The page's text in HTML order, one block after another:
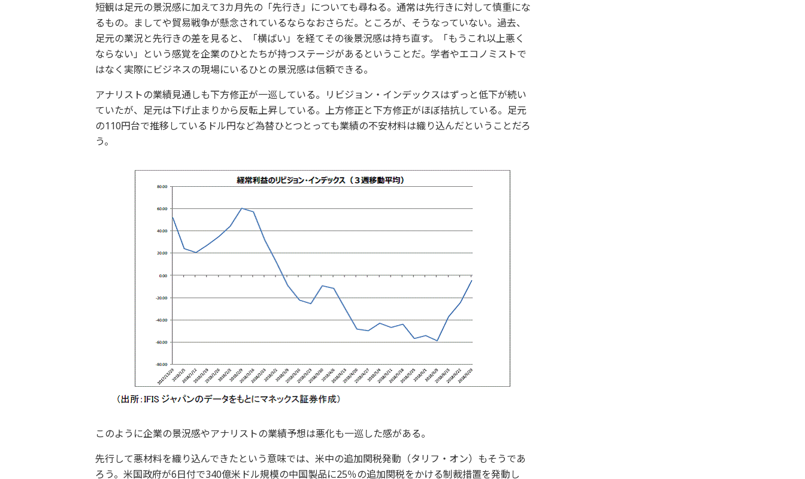
短観は足元の景況感に加えて3カ月先の「先行き」についても尋ねる。通常は先行きに対して慎重にな
るもの。ましてや貿易戦争が懸念されているならなおさらだ。ところが、そうなっていない。過去、
足元の業況と先行きの差を見ると、「横ばい」を経てその後景況感は持ち直す。「もうこれ以上悪く
ならない」という感覚を企業のひとたちが持つステージがあるということだ。学者やエコノミストで
はなく実際にビジネスの現場にいるひとの景況感は信頼できる。
アナリストの業績見通しも下方修正が一巡している。リビジョン・インデックスはずっと低下が続い
ていたが、足元は下げ止まりから反転上昇している。上方修正と下方修正がほぼ拮抗している。足元
の110円台で推移しているドル円など為替ひとつとっても業績の不安材料は織り込んだということだろ
う。
このように企業の景況感やアナリストの業績予想は悪化も一巡した感がある。
先行して悪材料を織り込んできたという意味では、米中の追加関税発動（タリフ・オン）もそうであ
ろう。米国政府が6日付で340億米ドル規模の中国製品に25％の追加関税をかける制裁措置を発動し